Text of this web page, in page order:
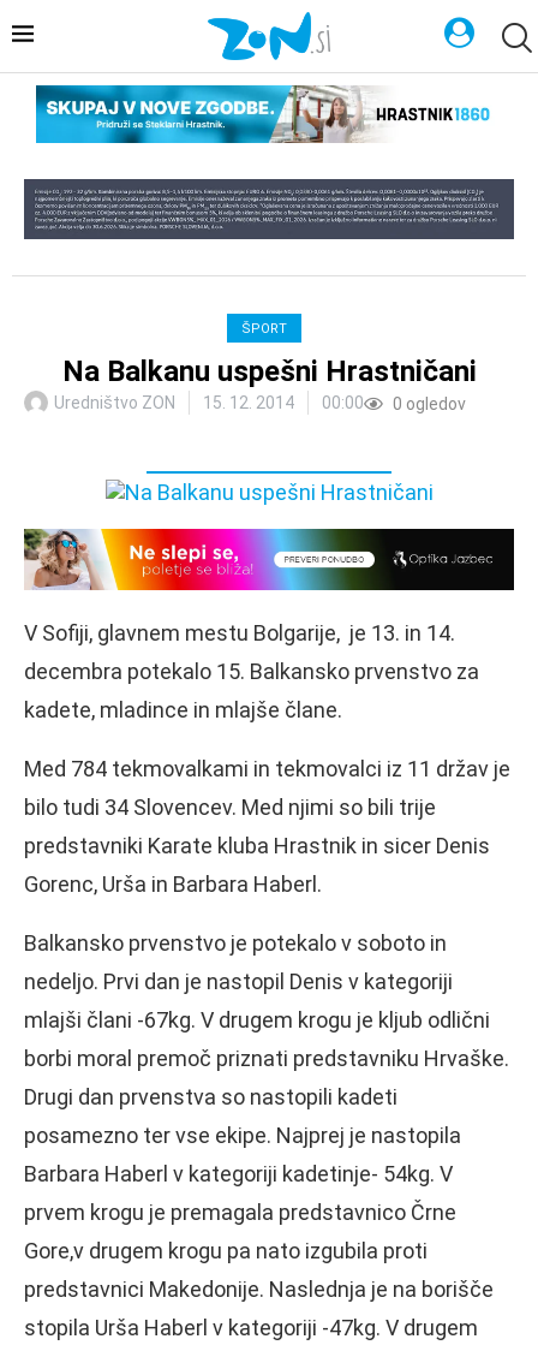
ŠPORT
Na Balkanu uspešni Hrastničani
Uredništvo ZON 15. 12. 2014 00:00 0 ogledov
V Sofiji, glavnem mestu Bolgarije, je 13. in 14.
decembra potekalo 15. Balkansko prvenstvo za
kadete, mladince in mlajše člane.
Med 784 tekmovalkami in tekmovalci iz 11 držav je
bilo tudi 34 Slovencev. Med njimi so bili trije
predstavniki Karate kluba Hrastnik in sicer Denis
Gorenc, Urša in Barbara Haberl.
Balkansko prvenstvo je potekalo v soboto in
nedeljo. Prvi dan je nastopil Denis v kategoriji
mlajši člani -67kg. V drugem krogu je kljub odlični
borbi moral premoč priznati predstavniku Hrvaške.
Drugi dan prvenstva so nastopili kadeti
posamezno ter vse ekipe. Najprej je nastopila
Barbara Haberl v kategoriji kadetinje- 54kg. V
prvem krogu je premagala predstavnico Črne
Gore,v drugem krogu pa nato izgubila proti
predstavnici Makedonije. Naslednja je na borišče
stopila Urša Haberl v kategoriji -47kg. V drugem